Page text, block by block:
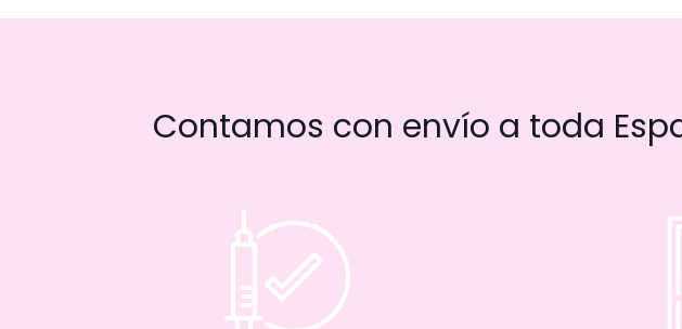
Contamos con envío a toda